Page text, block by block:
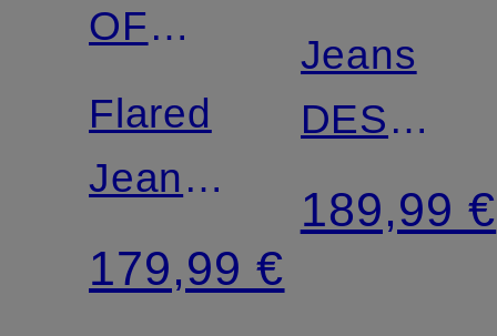
OF
SWEDEN
Flared
Jeans
FRANKIE
PURE
179,99 €
SWEDEN
Jeans
DES
Slim Fit
189,99 €